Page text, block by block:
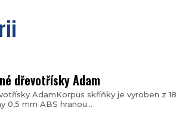
dřevotřísky Adam
AdamKorpus skříňky je vyroben z
0,5 mm ABS hranou...